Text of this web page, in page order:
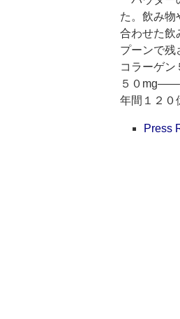
た。飲み物
合わせた飲
プーンで
コラーゲ
５０mg――
年間１２０
Press